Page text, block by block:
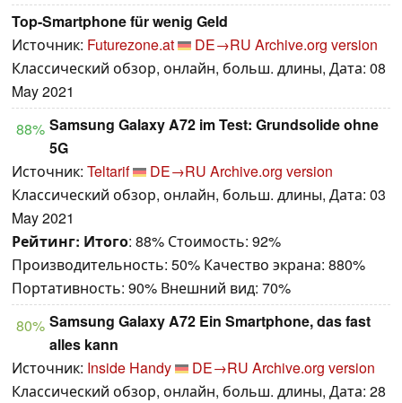
Top-Smartphone für wenig Geld
Источник: Futurezone.at DE→RU Archive.org version
Классический обзор, онлайн, больш. длины, Дата: 08
May 2021
88% Samsung Galaxy A72 im Test: Grundsolide ohne
5G
Источник: Teltarif DE→RU Archive.org version
Классический обзор, онлайн, больш. длины, Дата: 03
May 2021
Рейтинг: Итого: 88% Стоимость: 92%
Производительность: 50% Качество экрана: 880%
Портативность: 90% Внешний вид: 70%
80% Samsung Galaxy A72 Ein Smartphone, das fast
alles kann
Источник: Inside Handy DE→RU Archive.org version
Классический обзор, онлайн, больш. длины, Дата: 28